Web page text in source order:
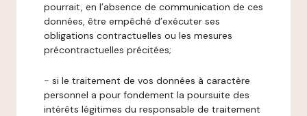
pourrait, en l’absence de communication de ces
données, être empêché d’exécuter ses
obligations contractuelles ou les mesures
précontractuelles précitées;
- si le traitement de vos données à caractère
personnel a pour fondement la poursuite des
intérêts légitimes du responsable de traitement